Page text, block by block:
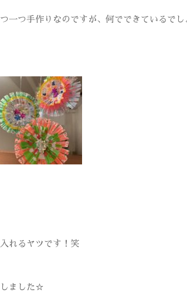
一つ手作りなのですが、何でできているでし
れるヤツです！笑
しました☆